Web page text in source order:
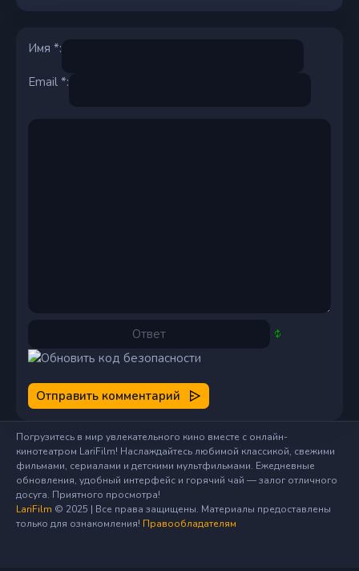
Имя *:
Email *:
Отправить комментарий
Погрузитесь в мир увлекательного кино вместе с онлайн-
кинотеатром LariFilm! Наслаждайтесь любимой классикой, свежими
фильмами, сериалами и детскими мультфильмами. Ежедневные
обновления, удобный интерфейс и горячий чай — залог отличного
досуга. Приятного просмотра!
LariFilm © 2025 | Все права защищены. Материалы предоставлены
только для ознакомления! Правообладателям